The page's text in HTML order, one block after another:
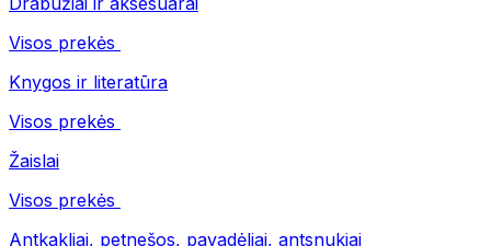
Visos prekės
Knygos ir literatūra
Visos prekės
Žaislai
Visos prekės
Antkakliai, petnešos, pavadėliai, antsnukiai